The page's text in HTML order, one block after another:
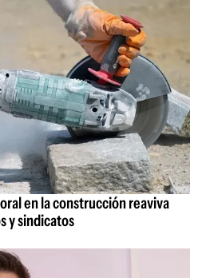
en la construcción reaviva
y sindicatos